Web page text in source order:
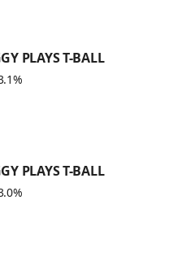
PLAYS T-BALL
PLAYS T-BALL